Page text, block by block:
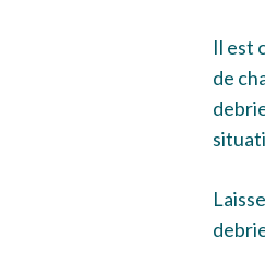
Il est
de